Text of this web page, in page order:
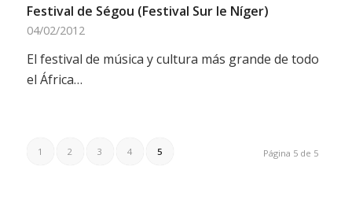
Festival de Ségou (Festival Sur le Níger)
04/02/2012
El festival de música y cultura más grande de todo
el África…
Página 5 de 5
1 2 3 4 5